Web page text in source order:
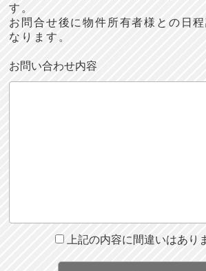
す。
お問合せ後に物件所有者様との日
なります。
お問い合わせ内容
上記の内容に間違いはあり